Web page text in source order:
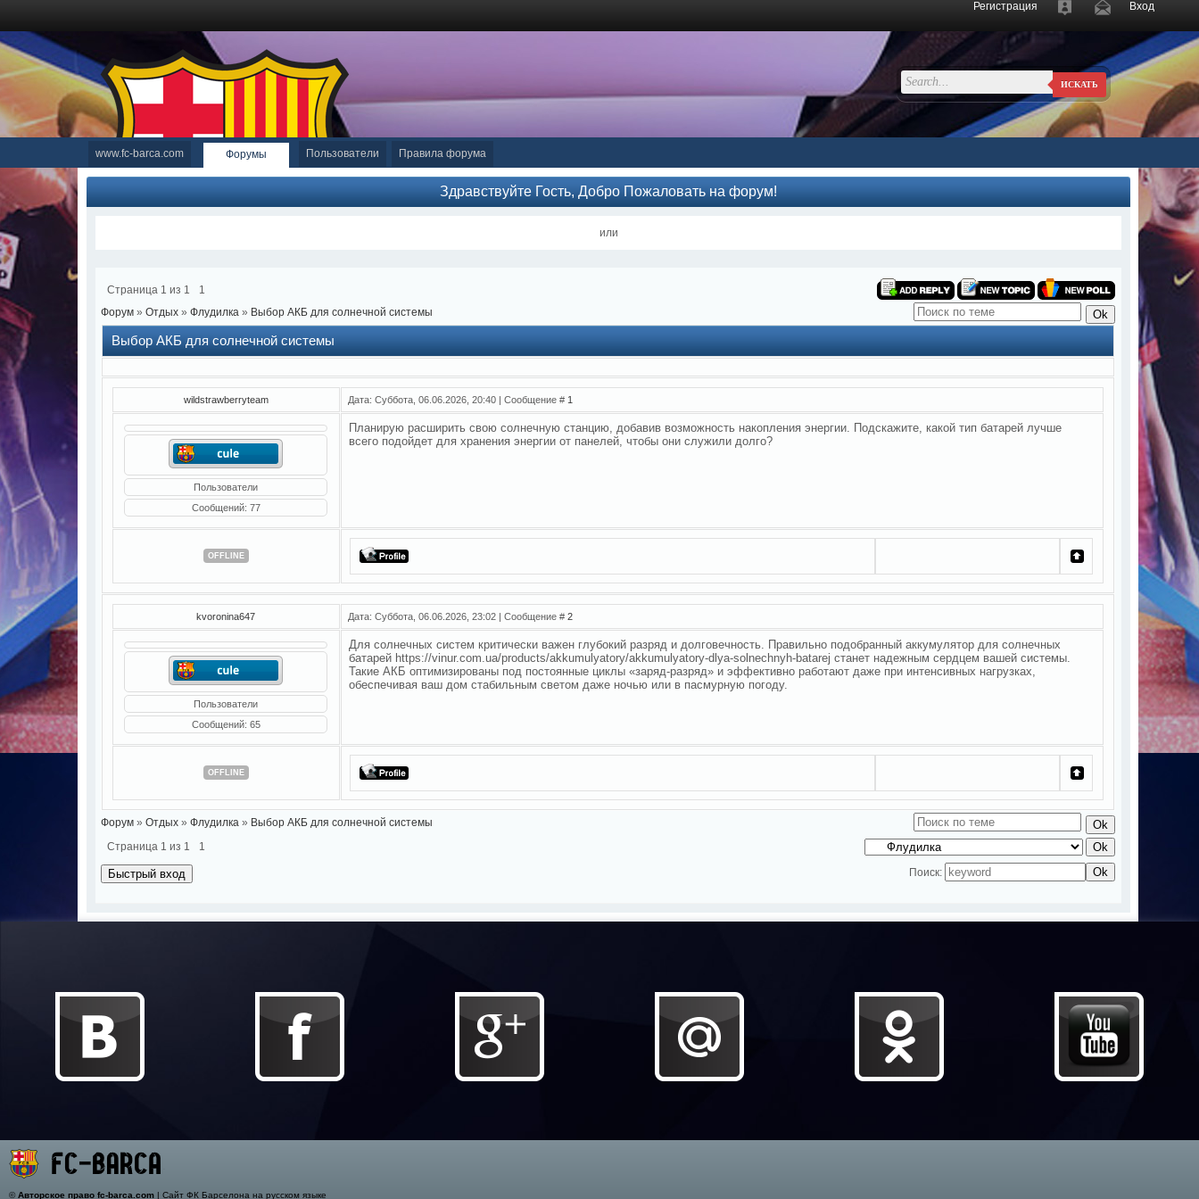
Вход
Регистрация
ИСКАТЬ
www.fc-barca.com Форумы Пользователи Правила форума
Здравствуйте Гость, Добро Пожаловать на форум!
или
Страница 1 из 1
1
Форум » Отдых » Флудилка » Выбор АКБ для солнечной системы
Выбор АКБ для солнечной системы
wildstrawberryteam Дата: Суббота, 06.06.2026, 20:40 | Сообщение # 1
Пользователи
Сообщений: 77
Планирую расширить свою солнечную станцию, добавив возможность накопления энергии. Подскажите, какой тип батарей лучше
всего подойдет для хранения энергии от панелей, чтобы они служили долго?
OFFLINE
kvoronina647 Дата: Суббота, 06.06.2026, 23:02 | Сообщение #2
Пользователи
Сообщений: 65
Для солнечных систем критически важен глубокий разряд и долговечность. Правильно подобранный аккумулятор для солнечных
батарей https://vinur.com.ua/products/akkumulyatory/akkumulyatory-dlya-solnechnyh-batarej станет надежным сердцем вашей системы.
Такие АКБ оптимизированы под постоянные циклы «заряд-разряд» и эффективно работают даже при интенсивных нагрузках,
обеспечивая ваш дом стабильным светом даже ночью или в пасмурную погоду.
OFFLINE
Форум » Отдых » Флудилка » Выбор АКБ для солнечной системы
Страница 1 из 1 1
Поиск:
©Авторское право fc-barca.com| Сайт ФК Барселона на русском языке